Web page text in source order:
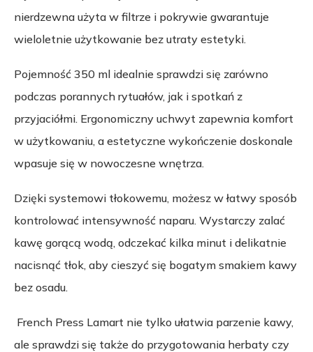
nierdzewna użyta w filtrze i pokrywie gwarantuje
wieloletnie użytkowanie bez utraty estetyki.
Pojemność 350 ml idealnie sprawdzi się zarówno
podczas porannych rytuałów, jak i spotkań z
przyjaciółmi. Ergonomiczny uchwyt zapewnia komfort
w użytkowaniu, a estetyczne wykończenie doskonale
wpasuje się w nowoczesne wnętrza.
Dzięki systemowi tłokowemu, możesz w łatwy sposób
kontrolować intensywność naparu. Wystarczy zalać
kawę gorącą wodą, odczekać kilka minut i delikatnie
nacisnąć tłok, aby cieszyć się bogatym smakiem kawy
bez osadu.
French Press Lamart nie tylko ułatwia parzenie kawy,
ale sprawdzi się także do przygotowania herbaty czy